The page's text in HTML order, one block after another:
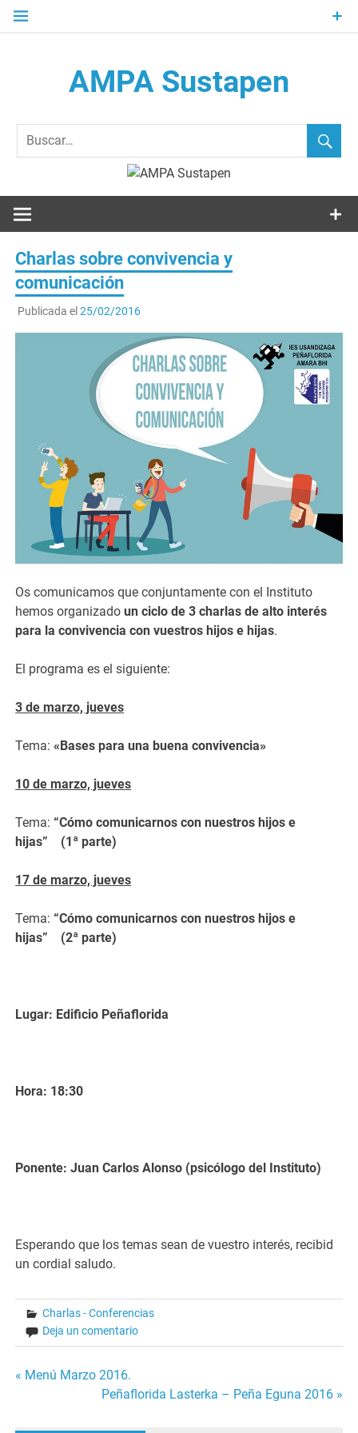
Saltar
AMPA Sustapen
Elkartea Asociación de Padres-Madres de Alumnos del I.E.S.
Charlas sobre convivencia y
comunicación
Publicada el 25/02/2016
Os comunicamos que conjuntamente con el Instituto
hemos organizadoun ciclo de 3 charlasde alto interés
para la convivencia con vuestros hijos e hijas.
El programa es el siguiente:
3 de marzo, jueves
Tema: «Bases para una buena convivencia»
10 de marzo, jueves
Tema: “Cómo comunicarnos con nuestros hijos e
hijas” (1ª parte)
17 de marzo, jueves
Tema: “Cómo comunicarnos con nuestros hijose
hijas” (2ª parte)
Lugar: Edificio Peñaflorida
Hora: 18:30
Ponente: Juan Carlos Alonso (psicólogo del Instituto)
Esperando que los temas sean de vuestro interés, recibid
un cordial saludo.
Charlas - Conferencias
Deja un comentario
Navegación
« Menú Marzo 2016.
Peñaflorida Lasterka – Peña Eguna 2016 »